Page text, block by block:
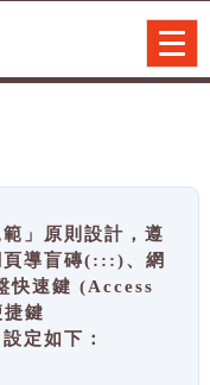
」原則設計，遵
頁導盲磚(:::)、網
速鍵 (Access
鍵
定如下：